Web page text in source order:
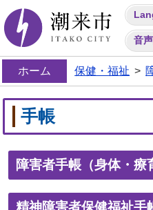
潮
音
ホーム 保健・福祉 >
手帳
障害者手帳（身体・療
精神障害者保健福祉手